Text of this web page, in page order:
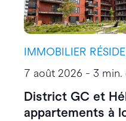
IMMOBILIER
7 août 2026 - 3
District GC et
appartements à